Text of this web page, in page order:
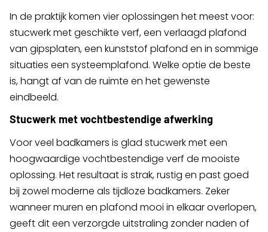
In de praktijk komen vier oplossingen het meest voor:
stucwerk met geschikte verf, een verlaagd plafond
van gipsplaten, een kunststof plafond en in sommige
situaties een systeemplafond. Welke optie de beste
is, hangt af van de ruimte en het gewenste
eindbeeld.
Stucwerk met vochtbestendige afwerking
Voor veel badkamers is glad stucwerk met een
hoogwaardige vochtbestendige verf de mooiste
oplossing. Het resultaat is strak, rustig en past goed
bij zowel moderne als tijdloze badkamers. Zeker
wanneer muren en plafond mooi in elkaar overlopen,
geeft dit een verzorgde uitstraling zonder naden of